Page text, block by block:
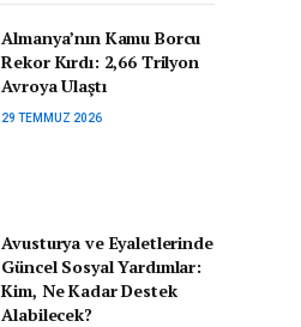
Almanya’nın Kamu Borcu
Rekor Kırdı: 2,66 Trilyon
Avroya Ulaştı
29 TEMMUZ 2026
Avusturya ve Eyaletlerinde
Güncel Sosyal Yardımlar:
Kim, Ne Kadar Destek
Alabilecek?